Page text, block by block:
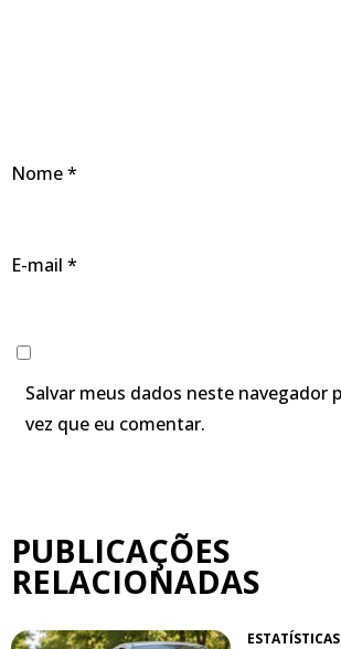
Nome*
E-mail *
Salvar meus dados neste navegador
vez que eu comentar.
PUBLICAÇÕES
RELACIONADAS
ESTATÍSTICAS